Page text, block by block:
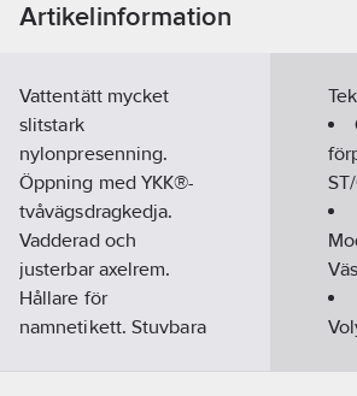
Artikelinformation
Vattentätt mycket
slitstark
nylonpresenning.
Öppning med YKK®-
tvåvägsdragkedja.
Vadderad och
justerbar axelrem.
Hållare för
namnetikett. Stuvbara